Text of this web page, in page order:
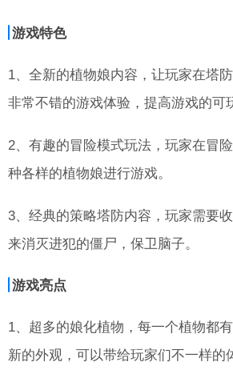
游戏特色
1、全新的植物娘内容，让玩家在塔
非常不错的游戏体验，提高游戏的可
2、有趣的冒险模式玩法，玩家在冒
种各样的植物娘进行游戏。
3、经典的策略塔防内容，玩家需要
来消灭进犯的僵尸，保卫脑子。
游戏亮点
1、超多的娘化植物，每一个植物都
新的外观，可以带给玩家们不一样的